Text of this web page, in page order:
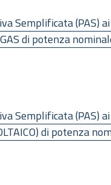
(PAS)
di potenza
(PAS)
di potenza